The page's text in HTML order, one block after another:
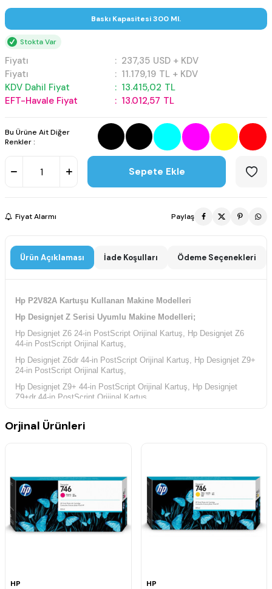
Baskı Kapasitesi 300 Ml.
Stokta Var
Fiyatı : 237,35 USD + KDV
Fiyatı
: 11.179,19 TL + KDV
KDV Dahil Fiyat
: 13.415,02 TL
EFT-Havale Fiyat
: 13.012,57 TL
Bu Ürüne Ait Diğer
Renkler :
Sepete Ekle
Fiyat Alarmı Paylaş
Ürün Açıklaması İade Koşulları Ödeme Seçenekleri
Hp P2V82A Kartuşu Kullanan Makine Modelleri
Hp Designjet Z Serisi Uyumlu Makine Modelleri;
Hp Designjet Z6 24-in PostScript Orijinal Kartuş, Hp Designjet Z6
44-in PostScript Orijinal Kartuş,
Hp Designjet Z6dr 44-in PostScript Orijinal Kartuş, Hp Designjet Z9+
24-in PostScript Orijinal Kartuş,
Hp Designjet Z9+ 44-in PostScript Orijinal Kartuş, Hp Designjet
Z9+dr 44-in PostScript Orijinal Kartuş,
Orjinal Ürünleri
HP
HP